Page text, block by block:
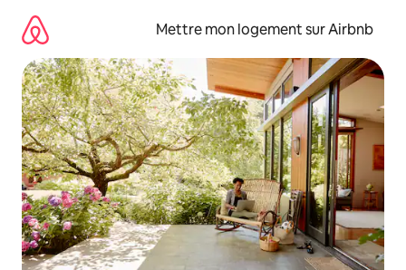
directement
contenu
Mettre mon logement sur Airbnb